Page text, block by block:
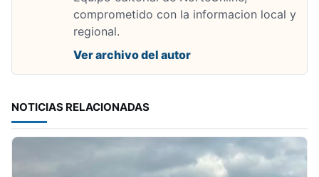
comprometido con la informacion local y
regional.
Ver archivo del autor
NOTICIAS RELACIONADAS